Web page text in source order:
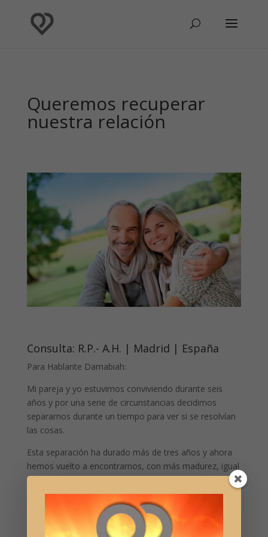
Queremos recuperar
nuestra relación
Consulta: R.P.- A.H. | Madrid | España
Para Hablante Damabiah:
Mi pareja y yo estuvimos conviviendo durante seis
años y por una serie de circunstancias decidimos
separarnos durante un tiempo para ver si se resolvían
las cosas.
Esta separación ha durado más de tres años y ahora
hemos vuelto a encontrarnos, con más madurez, igual
o más de enamorados y con el deseo de volver a estar
juntos.
El problema es que tanto la familia de él como la mía
se han puesto en nuestra contra y desprueban nuestra